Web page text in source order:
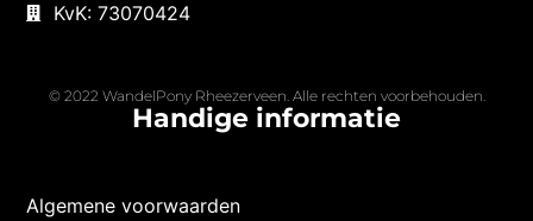
KvK: 73070424
© 2022 WandelPony Rheezerveen. Alle rechten voorbehouden.
Handige informatie
Algemene voorwaarden